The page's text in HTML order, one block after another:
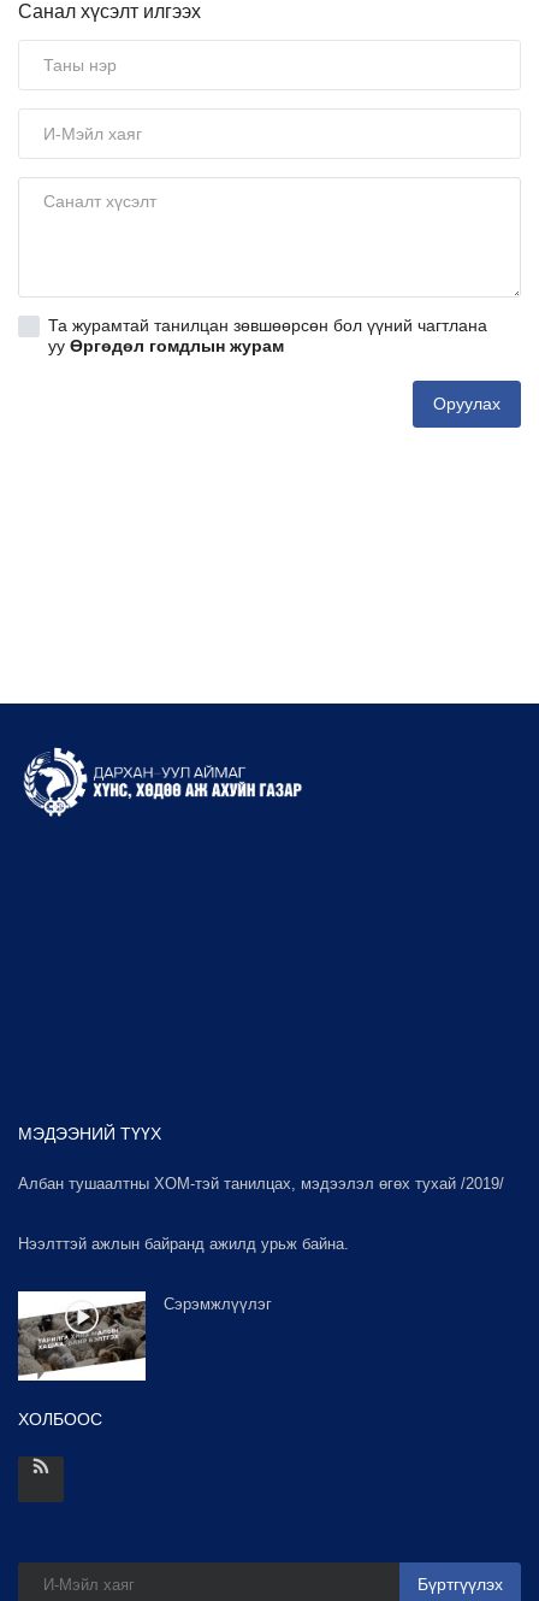
Санал хүсэлт илгээх
Та журамтай танилцан зөвшөөрсөн бол үүний чагтлана
ууӨргөдөл гомдлын журам
Оруулах
МЭДЭЭНИЙ ТҮҮХ
Албан тушаалтны ХОМ-тэй танилцах, мэдээлэл өгөх тухай /2019/
Нээлттэй ажлын байранд ажилд урьж байна.
Сэрэмжлүүлэг
ХОЛБООС
Бүртгүүлэх